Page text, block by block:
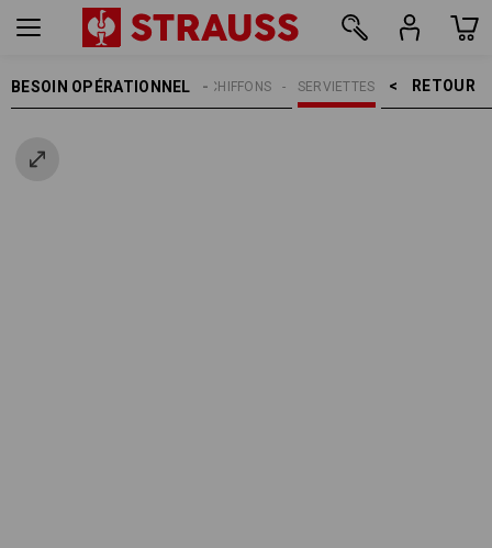
BESOIN OPÉRATIONNEL RETOUR    >
SERVIETTES
CHIFFONS
NETTOYAGE